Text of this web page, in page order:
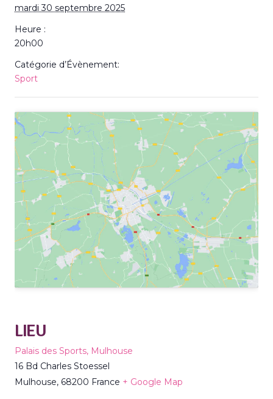
mardi 30 septembre 2025
Heure :
20h00
Catégorie d’Évènement:
Sport
LIEU
Palais des Sports, Mulhouse
16 Bd Charles Stoessel
Mulhouse, 68200 France + Google Map